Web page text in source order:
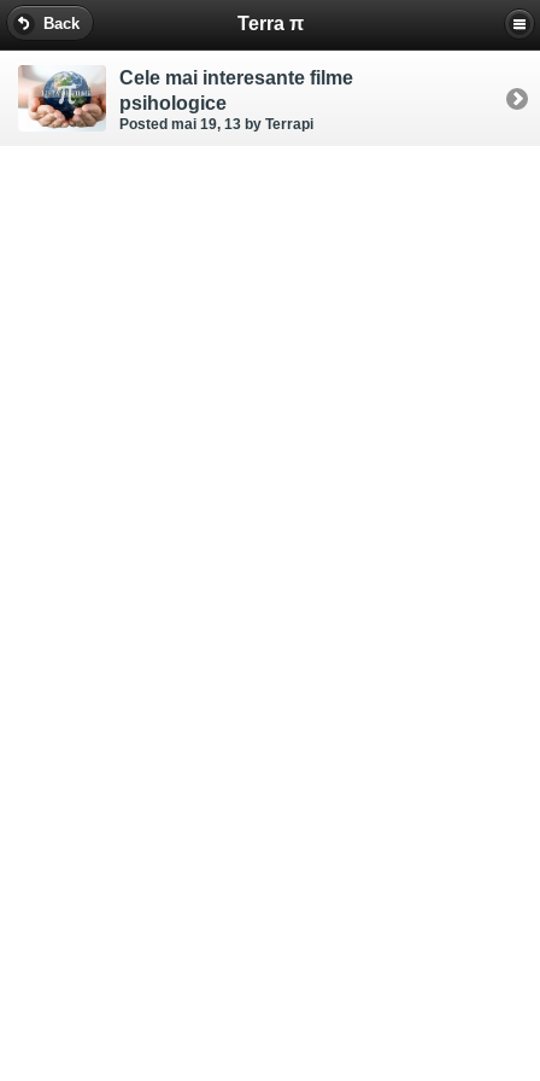
Back Terra π
Cele mai interesante filme
psihologice
Posted mai 19, 13 by Terrapi